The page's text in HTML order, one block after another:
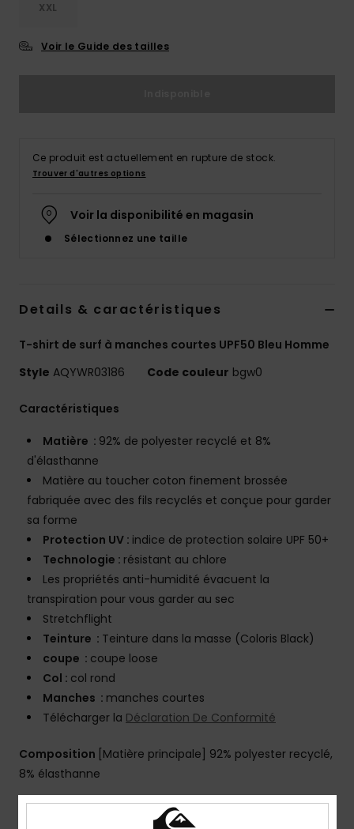
XXL
Voir le Guide des tailles
Ce produit est actuellement en rupture de stock.
Trouver d'autres options
Voir la disponibilité en magasin
Sélectionnez une taille
Details & caractéristiques
T-shirt de surf à manches courtes UPF50 Bleu Homme
Style AQYWR03186 Code couleur bgw0
Caractéristiques
Matière : 92% de polyester recyclé et 8%
d'élasthanne
Matière au toucher coton finement brossée
fabriquée avec des fils recyclés et conçue pour garder
sa forme
Protection UV : indice de protection solaire UPF 50+
Technologie : résistant au chlore
Les propriétés anti-humidité évacuent la
transpiration pour vous garder au sec
Stretchflight
Teinture : Teinture dans la masse (Coloris Black)
coupe : coupe loose
Col : col rond
Manches : manches courtes
Télécharger la Déclaration De Conformité
Composition [Matière principale] 92% polyester recyclé,
8% élasthanne
Traçabilité du produit (Loi Agec)